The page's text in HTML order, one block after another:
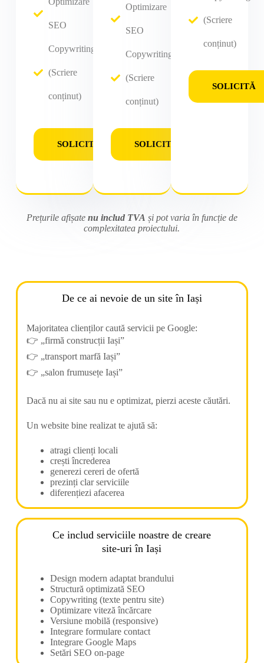
SEO
Copywriting
(Scriere
conținut)
SOLICITĂ
Optimizare
SEO
Copywriting
(Scriere
conținut)
SOLICITĂ
(Scriere
conținut)
SOLICITĂ
Prețurile afișate nu includ TVA și pot varia în funcție de
complexitatea proiectului.
De ce ai nevoie de un site în Iași
Majoritatea clienților caută servicii pe Google:
👉 „firmă construcții Iași”
👉 „transport marfă Iași”
👉 „salon frumusețe Iași”
Dacă nu ai site sau nu e optimizat, pierzi aceste căutări.
Un website bine realizat te ajută să:
atragi clienți locali
crești încrederea
generezi cereri de ofertă
prezinți clar serviciile
diferențiezi afacerea
Ce includ serviciile noastre de creare
site-uri în Iași
Design modern adaptat brandului
Structură optimizată SEO
Copywriting (texte pentru site)
Optimizare viteză încărcare
Versiune mobilă (responsive)
Integrare formulare contact
Integrare Google Maps
Setări SEO on-page